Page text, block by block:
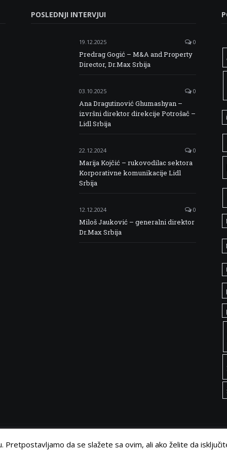
POSLEDNJI INTERVJUI
19.12.2025 0
Predrag Gogić – M&A and Property
Director, Dr.Max Srbija
03.10.2025 0
Ana Dragutinović Ghumashyan –
izvršni direktor direkcije Potrošač –
Lidl Srbija
22.12.2024 0
Marija Kojčić – rukovodilac sektora
Korporativne komunikacije Lidl
Srbija
12.12.2024 0
Miloš Jauković – generalni direktor
Dr.Max Srbija
Pretpostavljamo da se slažete sa ovim, ali ako želite da